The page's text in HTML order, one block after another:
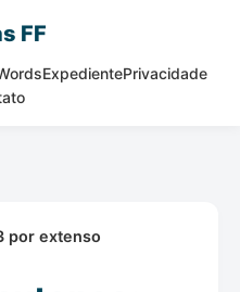
FF
ExpedientePrivacidade
por extenso